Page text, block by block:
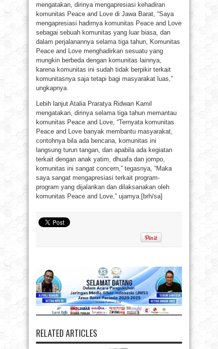
mengatakan, dirinya mengapresiasi kehadiran
komunitas Peace and Love di Jawa Barat, “Saya
mengapresiasi hadirnya komunitas Peace and Love
sebagai sebuah komunitas yang luar biasa, dan
dalam perjalanannya selama tiga tahun, Komunitas
Peace and Love menghadirkan sesuatu yang
mungkin berbeda dengan komunitas lainnya,
karena komunitas ini sudah tidak berpikir terkait
komunitasnya saja tetapi bagi masyarakat luas,”
ungkapnya.
Lebih lanjut Atalia Praratya Ridwan Kamil
mengatakan, dirinya selama tiga tahun memantau
komunitas Peace and Love, “Ternyata komunitas
Peace and Love banyak membantu masyarakat,
contohnya bila ada bencana, komunitas ini
langsung turun tangan, dan apabila ada kegiatan
terkait dengan anak yatim, dhuafa dan jompo,
komunitas ini sangat concern,” tegasnya, “Maka
saya sangat mengapresiasi terkait program-
program yang dijalankan dan dilaksanakan oleh
komunitas Peace and Love,” ujarnya.[brh/sa]
RELATED ARTICLES